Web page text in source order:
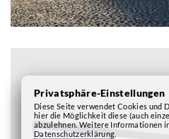
Privatsphäre-Einstellungen
Diese Seite verwendet Cookies und
hier die Möglichkeit diese (auch
abzulehnen. Weitere Informationen
Datenschutzerklärung